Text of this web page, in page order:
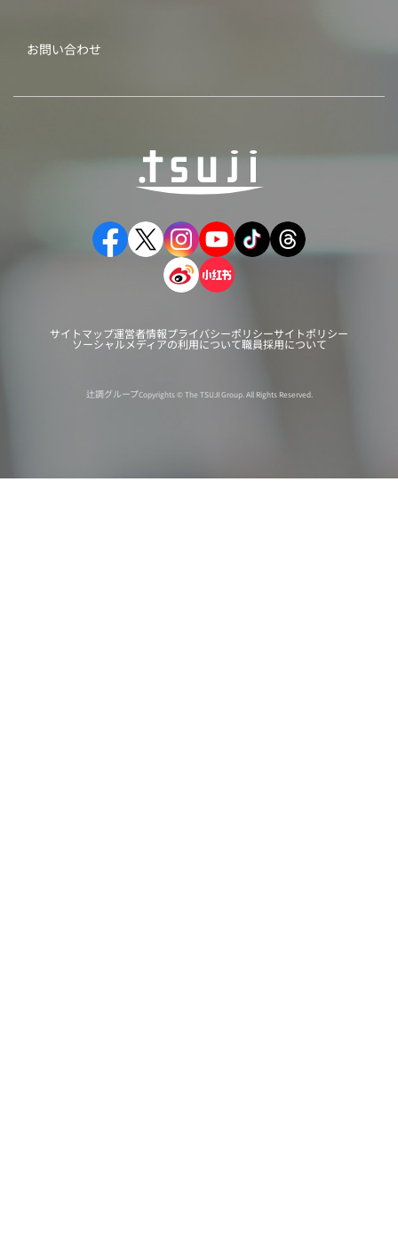
お問い合わせ
サイトマップ運営者情報プライバシーポリシーサイトポリシー
ソーシャルメディアの利用について職員採用について
辻調グループCopyrights © The TSUJI Group. All Rights Reserved.